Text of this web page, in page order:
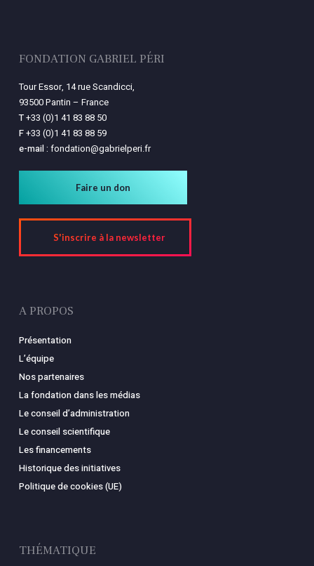
FONDATION GABRIEL PÉRI
Tour Essor, 14 rue Scandicci,
93500 Pantin – France
T+33 (0)1 41 83 88 50
F+33 (0)1 41 83 88 59
e-mail : fondation@gabrielperi.fr
Faire un don
S'inscrire à la newsletter
A PROPOS
Présentation
L’équipe
Nos partenaires
La fondation dans les médias
Le conseil d’administration
Le conseil scientifique
Les financements
Historique des initiatives
Politique de cookies (UE)
THÉMATIQUE